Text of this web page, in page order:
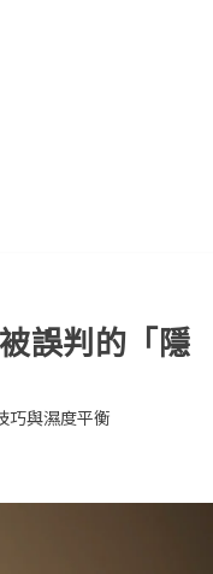
誤判的「隱
巧與濕度平衡